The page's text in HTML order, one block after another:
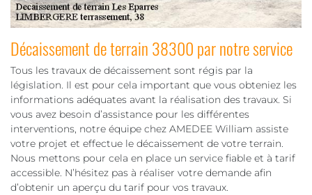
Décaissement de terrain 38300 par notre service
Tous les travaux de décaissement sont régis par la
législation. Il est pour cela important que vous obteniez les
informations adéquates avant la réalisation des travaux. Si
vous avez besoin d’assistance pour les différentes
interventions, notre équipe chez AMEDEE William assiste
votre projet et effectue le décaissement de votre terrain.
Nous mettons pour cela en place un service fiable et à tarif
accessible. N’hésitez pas à réaliser votre demande afin
d’obtenir un aperçu du tarif pour vos travaux.